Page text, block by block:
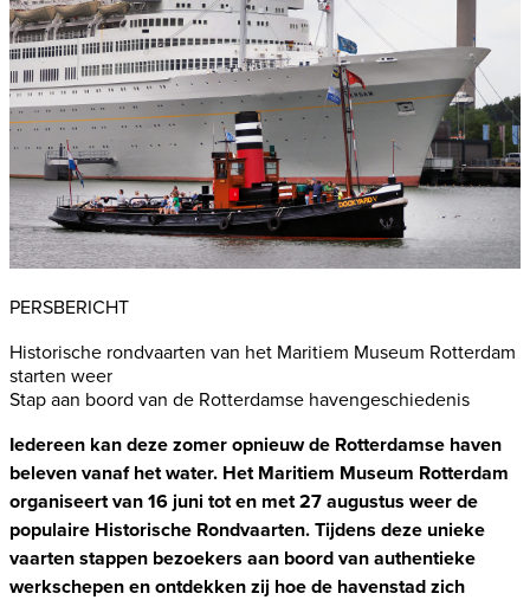
PERSBERICHT
Historische rondvaarten van het Maritiem Museum Rotterdam
starten weer
Stap aan boord van de Rotterdamse havengeschiedenis
Iedereen kan deze zomer opnieuw de Rotterdamse haven
beleven vanaf het water. Het Maritiem Museum Rotterdam
organiseert van 16 juni tot en met 27 augustus weer de
populaire Historische Rondvaarten. Tijdens deze unieke
vaarten stappen bezoekers aan boord van authentieke
werkschepen en ontdekken zij hoe de havenstad zich